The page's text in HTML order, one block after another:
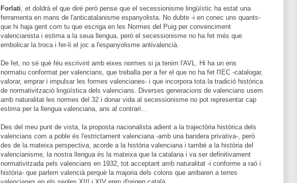
Forlati , et doldrà el que diré però pense que el secessionisme lingüístic ha estat una
ferramenta en mans de l'anticatalanisme espanyolista. No dubte -i en conec uns quants-
que hi haja gent com tu que escriga en les Normes del Puig per convenciment
valencianista i estima a la seua llengua, però el secessionisme no ha fet més que
embolicar la troca i fer-li el joc a l'espanyolisme antivalencià.
De fet, no sé què féu escrivint amb eixes normes si ja tenim l'AVL. Hi ha un ens
normatiu conformat per valencians, que treballa per a fer el que no ha fet l'IEC -catalogar,
valorar, emprar i impulsar les formes valencianes- i que incorpora tota la tradició històrica
de normativització lingüística dels valencians. Diverses generacions de valencians usem
amb naturalitat les normes del 32 i donar vida al secessionisme no pot representar cap
estima per la llengua valenciana, ans al contrari...
Des del meu punt de vista, la proposta nacionalista adient a la trajectòria històrica dels
valencians com a poble és l'estrictament valenciana -amb una bandera privativa-, però
des de la mateixa perspectiva, acorde a la història valenciana i també a la història del
valencianisme, la nostra llengua és la mateixa que la catalana i va ser definitivament
normativitzada pels valencians en 1932, tot acceptant amb naturalitat -i conforme a raó i
història- que parlem valencià perquè la majoria dels colons que arribaren a terres
valencianes en els segles XIII i XIV eren d'origen català.